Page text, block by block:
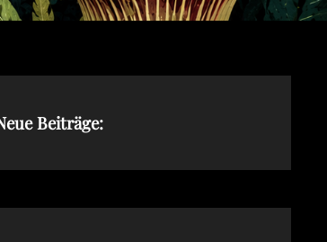
Beiträge: